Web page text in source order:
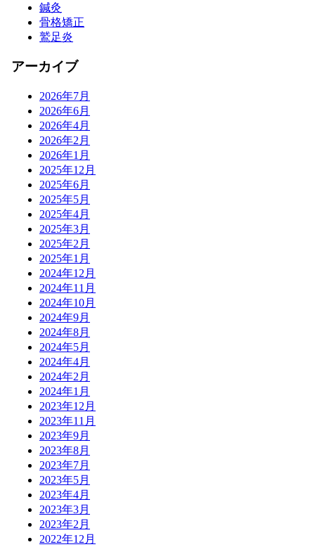
鍼灸
骨格矯正
鷲足炎
アーカイブ
2026年7月
2026年6月
2026年4月
2026年2月
2026年1月
2025年12月
2025年6月
2025年5月
2025年4月
2025年3月
2025年2月
2025年1月
2024年12月
2024年11月
2024年10月
2024年9月
2024年8月
2024年5月
2024年4月
2024年2月
2024年1月
2023年12月
2023年11月
2023年9月
2023年8月
2023年7月
2023年5月
2023年4月
2023年3月
2023年2月
2022年12月